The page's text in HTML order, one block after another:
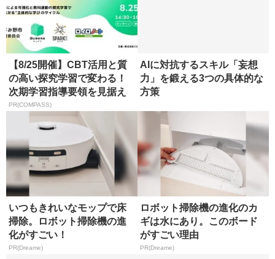
【8/25開催】CBT活用と質
の高い探究学習で変わる！
次期学習指導要領を見据え
た...
PR(COMPASS)
AIに対抗するスキル「妄想
力」を鍛える3つの具体的な
方策
いつもきれいなモップで床
掃除。ロボット掃除機の進
化がすごい！
PR(Dreame)
ロボット掃除機の進化のカ
ギは水にあり。このボード
がすごい理由
PR(Dreame)